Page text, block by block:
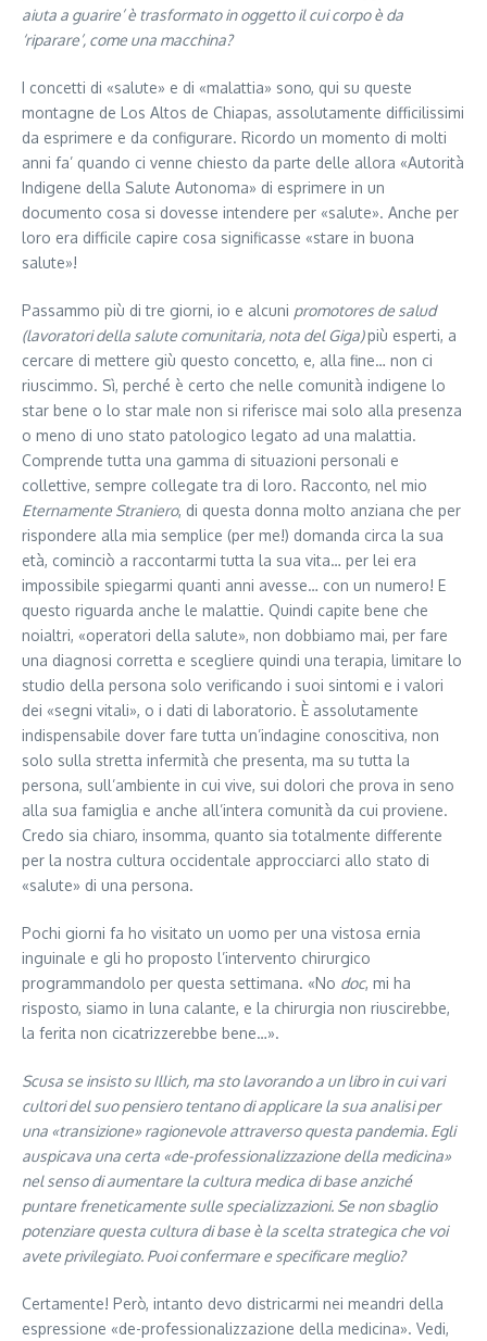
aiuta a guarire’ è trasformato in oggetto il cui corpo è da
‘riparare’, come una macchina?
I concetti di «salute» e di «malattia» sono, qui su queste
montagne de Los Altos de Chiapas, assolutamente difficilissimi
da esprimere e da configurare. Ricordo un momento di molti
anni fa’ quando ci venne chiesto da parte delle allora «Autorità
Indigene della Salute Autonoma» di esprimere in un
documento cosa si dovesse intendere per «salute». Anche per
loro era difficile capire cosa significasse «stare in buona
salute»!
Passammo più di tre giorni, io e alcuni promotores de salud
(lavoratori della salute comunitaria, nota del Giga)più esperti, a
cercare di mettere giù questo concetto, e, alla fine… non ci
riuscimmo. Sì, perché è certo che nelle comunità indigene lo
star bene o lo star male non si riferisce mai solo alla presenza
o meno di uno stato patologico legato ad una malattia.
Comprende tutta una gamma di situazioni personali e
collettive, sempre collegate tra di loro. Racconto, nel mio
Eternamente Straniero, di questa donna molto anziana che per
rispondere alla mia semplice (per me!) domanda circa la sua
età, cominciò a raccontarmi tutta la sua vita… per lei era
impossibile spiegarmi quanti anni avesse… con un numero! E
questo riguarda anche le malattie. Quindi capite bene che
noialtri, «operatori della salute», non dobbiamo mai, per fare
una diagnosi corretta e scegliere quindi una terapia, limitare lo
studio della persona solo verificando i suoi sintomi e i valori
dei «segni vitali», o i dati di laboratorio. È assolutamente
indispensabile dover fare tutta un’indagine conoscitiva, non
solo sulla stretta infermità che presenta, ma su tutta la
persona, sull’ambiente in cui vive, sui dolori che prova in seno
alla sua famiglia e anche all’intera comunità da cui proviene.
Credo sia chiaro, insomma, quanto sia totalmente differente
per la nostra cultura occidentale approcciarci allo stato di
«salute» di una persona.
Pochi giorni fa ho visitato un uomo per una vistosa ernia
inguinale e gli ho proposto l’intervento chirurgico
programmandolo per questa settimana. «No doc, mi ha
risposto, siamo in luna calante, e la chirurgia non riuscirebbe,
la ferita non cicatrizzerebbe bene…».
Scusa se insisto su Illich, ma sto lavorando a un libro in cui vari
cultori del suo pensiero tentano di applicare la sua analisi per
una «transizione» ragionevole attraverso questa pandemia. Egli
auspicava una certa «de-professio­naliz­za­zio­ne della medicina»
nel senso di aumentare la cultura medica di base anziché
puntare freneticamente sulle specializzazioni. Se non sbaglio
potenziare questa cultura di base è la scelta strategica che voi
avete privilegiato. Puoi confermare e specificare meglio?
Certamente! Però, intanto devo districarmi nei meandri della
espressione «de-professionalizzazione della medicina». Vedi,